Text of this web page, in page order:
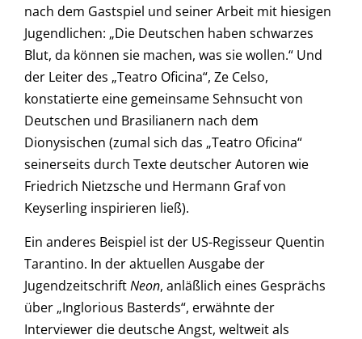
nach dem Gastspiel und seiner Arbeit mit hiesigen
Jugendlichen: „Die Deutschen haben schwarzes
Blut, da können sie machen, was sie wollen.“ Und
der Leiter des „Teatro Oficina“, Ze Celso,
konstatierte eine gemeinsame Sehnsucht von
Deutschen und Brasilianern nach dem
Dionysischen (zumal sich das „Teatro Oficina“
seinerseits durch Texte deutscher Autoren wie
Friedrich Nietzsche und Hermann Graf von
Keyserling inspirieren ließ).
Ein anderes Beispiel ist der US-Regisseur Quentin
Tarantino. In der aktuellen Ausgabe der
JugendzeitschriftNeon, anläßlich eines Gesprächs
über „Inglorious Basterds“, erwähnte der
Interviewer die deutsche Angst, weltweit als